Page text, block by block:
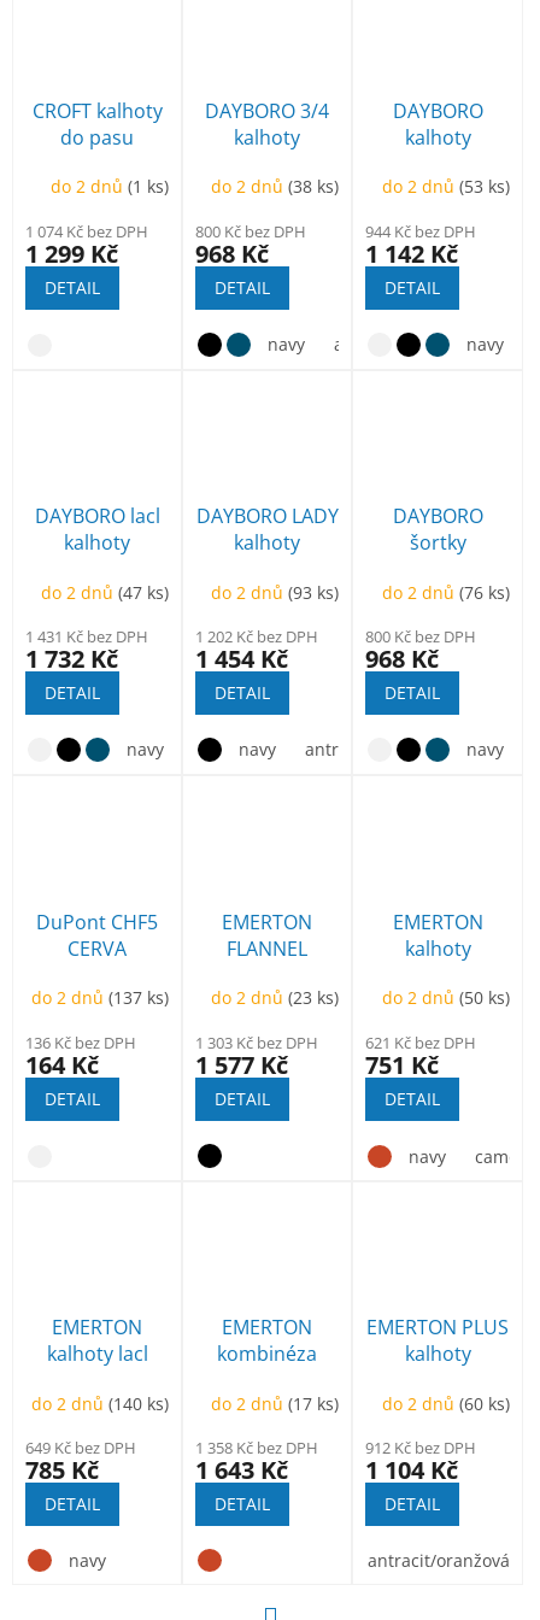
CROFT kalhoty
do pasu
do 2 dnů(1 ks)
1 074 Kč bez DPH
1 299 Kč
DETAIL
DAYBORO 3/4
kalhoty
do 2 dnů(38 ks)
800 Kč bez DPH
968 Kč
DETAIL
navy antracit tm.hnědá
DAYBORO
kalhoty
do 2 dnů (53 ks)
944 Kč bez DPH
1 142 Kč
DETAIL
navy
DAYBORO lacl
kalhoty
do 2 dnů(47 ks)
1 431 Kč bez DPH
1 732 Kč
DETAIL
navy antracit tm.hnědá mech.zelená
DAYBORO LADY
kalhoty
do 2 dnů(93 ks)
1 202 Kč bez DPH
1 454 Kč
DETAIL
navy antracit
DAYBORO
šortky
do 2 dnů (76 ks)
800 Kč bez DPH
968 Kč
DETAIL
navy
DuPont CHF5
CERVA
do 2 dnů(137 ks)
136 Kč bez DPH
164 Kč
DETAIL
EMERTON
FLANNEL
do 2 dnů(23 ks)
1 303 Kč bez DPH
1 577 Kč
DETAIL
EMERTON
kalhoty
do 2 dnů (50 ks)
621 Kč bez DPH
751 Kč
DETAIL
navy
EMERTON
kalhoty lacl
do 2 dnů(140 ks)
649 Kč bez DPH
785 Kč
DETAIL
navy
EMERTON
kombinéza
do 2 dnů(17 ks)
1 358 Kč bez DPH
1 643 Kč
DETAIL
EMERTON PLUS
kalhoty
do 2 dnů (60 ks)
912 Kč bez DPH
1 104 Kč
DETAIL
antracit/oranžová